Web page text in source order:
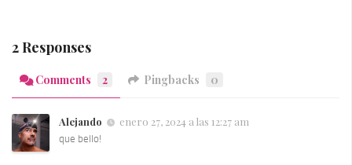
2 Responses
Comments 2 Pingbacks 0
Alejando enero 27, 2024 a las 12:27 am
que bello!